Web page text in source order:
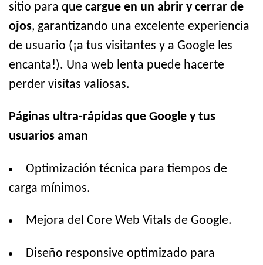
sitio para que cargue en un abrir y cerrar de
ojos, garantizando una excelente experiencia
de usuario (¡a tus visitantes y a Google les
encanta!). Una web lenta puede hacerte
perder visitas valiosas.
Páginas ultra-rápidas que Google y tus
usuarios aman
Optimización técnica para tiempos de
carga mínimos.
Mejora del Core Web Vitals de Google.
Diseño responsive optimizado para